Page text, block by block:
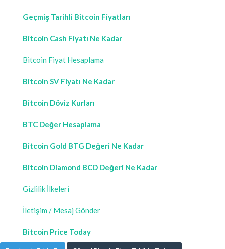
Geçmiş Tarihli Bitcoin Fiyatları
Bitcoin Cash Fiyatı Ne Kadar
Bitcoin Fiyat Hesaplama
Bitcoin SV Fiyatı Ne Kadar
Bitcoin Döviz Kurları
BTC Değer Hesaplama
Bitcoin Gold BTG Değeri Ne Kadar
Bitcoin Diamond BCD Değeri Ne Kadar
Gizlilik İlkeleri
İletişim / Mesaj Gönder
Bitcoin Price Today